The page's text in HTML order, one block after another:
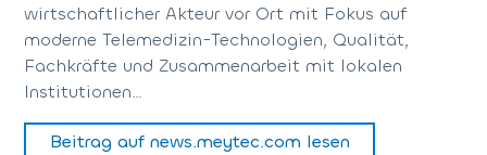
wirtschaftlicher Akteur vor Ort mit Fokus auf
moderne Telemedizin-Technologien, Qualität,
Fachkräfte und Zusammenarbeit mit lokalen
Institutionen…
Beitrag auf news.meytec.com lesen